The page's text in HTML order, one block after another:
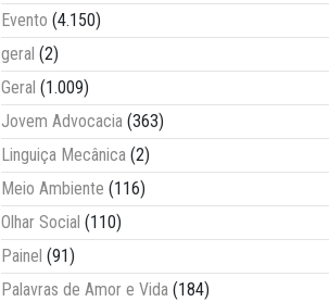
Evento (4.150)
geral (2)
Geral (1.009)
Jovem Advocacia (363)
Linguiça Mecânica (2)
Meio Ambiente (116)
Olhar Social (110)
Painel (91)
Palavras de Amor e Vida (184)